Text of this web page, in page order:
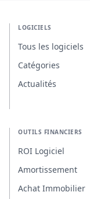
LOGICIELS
Tous les logiciels
Catégories
Actualités
OUTILS FINANCIERS
ROI Logiciel
Amortissement
Achat Immobilier